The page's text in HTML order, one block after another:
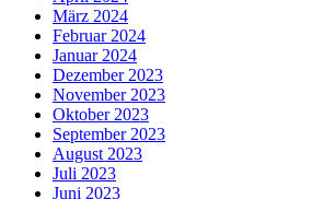
März 2024
Februar 2024
Januar 2024
Dezember 2023
November 2023
Oktober 2023
September 2023
August 2023
Juli 2023
Juni 2023